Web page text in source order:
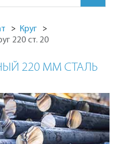
Круг
220 ст. 20
220 ММ СТАЛЬ